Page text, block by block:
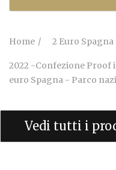
Home 2 Euro
2022 -Confezione Proof
euro Spagna - Parco
Vedi tutti i